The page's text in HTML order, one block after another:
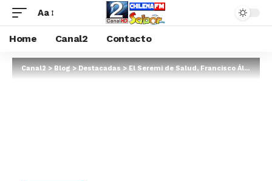
Aa
Home Canal2 Contacto
Canal2>Blog>Destacadas>El Seremi de Salud, Francisco Álvarez, actualizó las cifras a nivel regional